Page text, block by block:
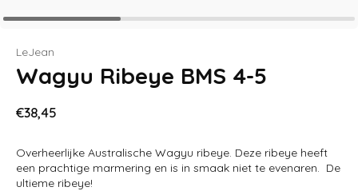
LeJean
Wagyu Ribeye BMS 4-5
€38,45
Overheerlijke Australische Wagyu ribeye. Deze ribeye heeft
een prachtige marmering en is in smaak niet te evenaren. De
ultieme ribeye!